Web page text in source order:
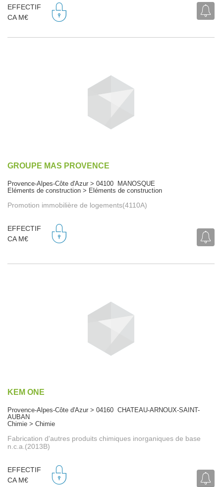
EFFECTIF
CA M€
GROUPE MAS PROVENCE
Provence-Alpes-Côte d'Azur > 04100 MANOSQUE
Eléments de construction > Eléments de construction
Promotion immobilière de logements(4110A)
EFFECTIF
CA M€
KEM ONE
Provence-Alpes-Côte d'Azur > 04160 CHATEAU-ARNOUX-SAINT-
AUBAN
Chimie > Chimie
Fabrication d'autres produits chimiques inorganiques de base
n.c.a.(2013B)
EFFECTIF
CA M€